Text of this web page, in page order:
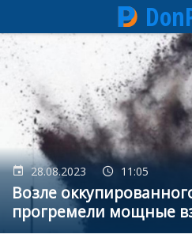
Перейти
к
основному
содержанию
28.08.2023 11:05
Возле
прогремели мощные